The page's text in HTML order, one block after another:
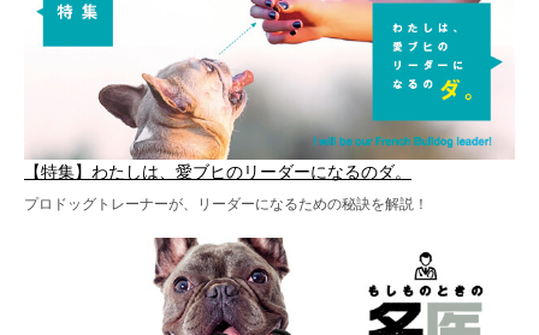
【特集】わたしは、愛ブヒのリーダーになるのダ。
プロドッグトレーナーが、リーダーになるための秘訣を解説！